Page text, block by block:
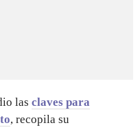
las claves para
, recopila su